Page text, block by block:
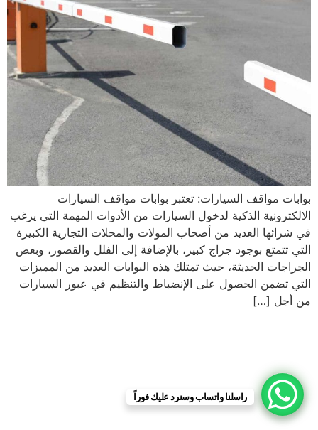
بوابات مواقف السيارات: تعتبر بوابات مواقف السيارات
الالكترونية الذكية لدخول السيارات من الأدوات المهمة التي يرغب
في شرائها العديد من أصحاب المولات والمحلات التجارية الكبيرة
التي تتمتع بوجود جراج كبير، بالإضافة إلى الفلل والقصور، وبعض
الجراجات الحديثة، حيث تمتلك هذه البوابات العديد من المميزات
التي تضمن الحصول على الإنضباط والتنظيم في عبور السيارات
من أجل […]
راسلنا واتساب وسنرد عليك فوراً